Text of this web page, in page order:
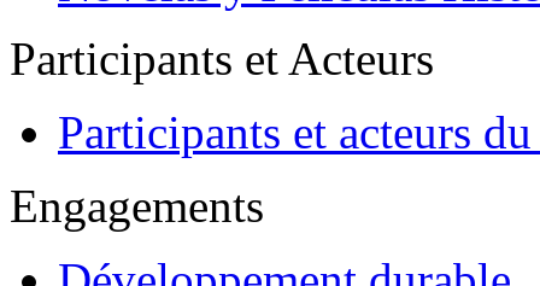
Participants et Acteurs
Participants et acteurs
Engagements